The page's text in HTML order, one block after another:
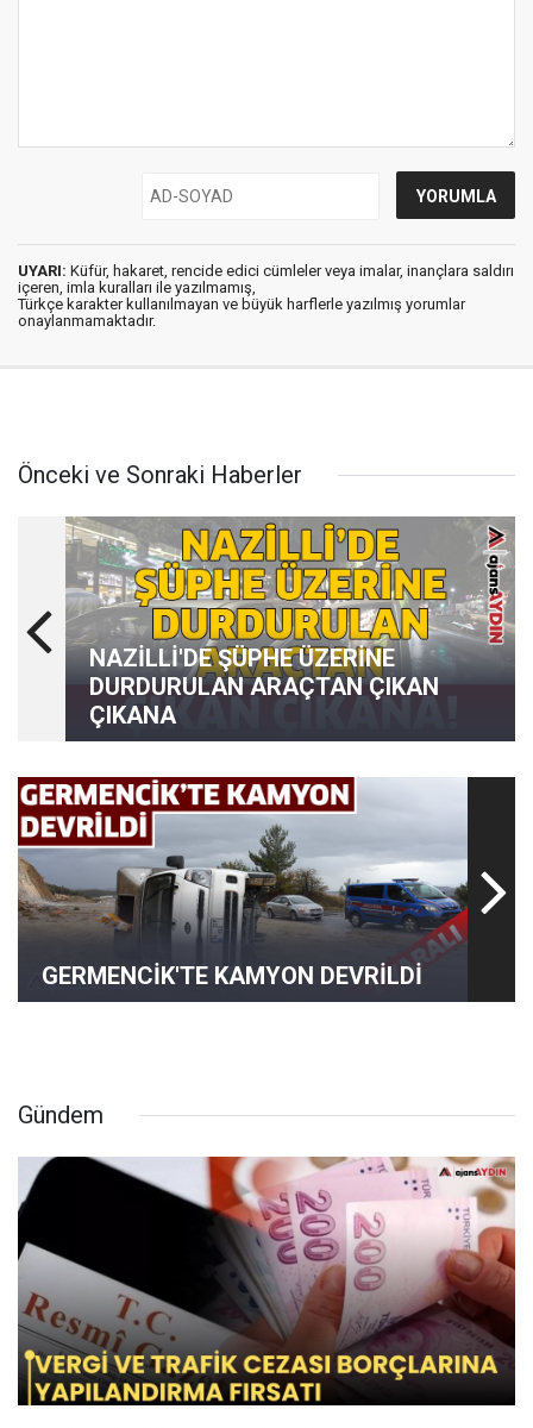
UYARI: Küfür, hakaret, rencide edici cümleler veya imalar, inançlara saldırı
içeren, imla kuralları ile yazılmamış,
Türkçe karakter kullanılmayan ve büyük harflerle yazılmış yorumlar
onaylanmamaktadır.
Önceki ve Sonraki Haberler
NAZİLLİ'DE ŞÜPHE ÜZERİNE
DURDURULAN ARAÇTAN ÇIKAN
ÇIKANA
GERMENCİK'TE KAMYON DEVRİLDİ
Gündem